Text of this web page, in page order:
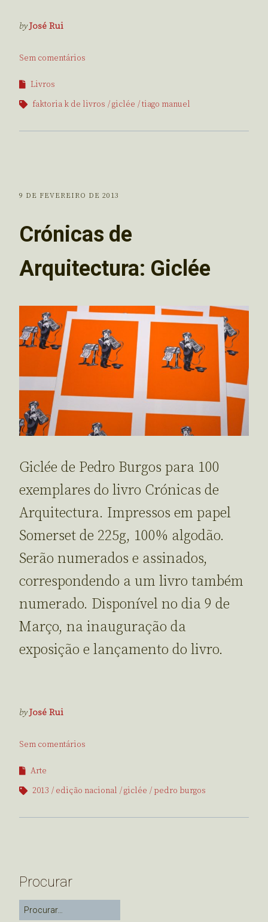
byJosé Rui
Sem comentários
Livros
faktoria k de livros
giclée tiago manuel
9 DE FEVEREIRO DE 2013
Crónicas de
Arquitectura: Giclée
Giclée de Pedro Burgos para 100
exemplares do livro Crónicas de
Arquitectura. Impressos em papel
Somerset de 225g, 100% algodão.
Serão numerados e assinados,
correspondendo a um livro também
numerado. Disponível no dia 9 de
Março, na inauguração da
exposição e lançamento do livro.
byJosé Rui
Sem comentários
Arte
2013
edição nacional giclée pedro burgos
Procurar